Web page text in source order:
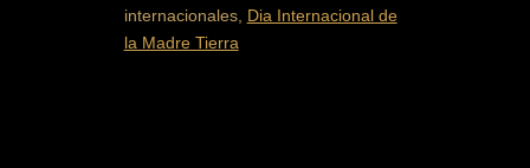
internacionales, Dia Internacional de
la Madre Tierra